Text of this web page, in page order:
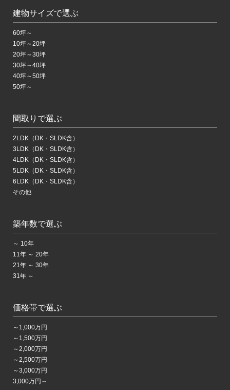
建物サイズで選ぶ
60坪～
10坪～20坪
20坪～30坪
30坪～40坪
40坪～50坪
50坪～
間取りで選ぶ
2LDK（DK・SLDK含）
3LDK（DK・SLDK含）
4LDK（DK・SLDK含）
5LDK（DK・SLDK含）
6LDK（DK・SLDK含）
その他
築年数で選ぶ
～ 10年
11年 ～ 20年
21年 ～ 30年
31年 ～
価格帯で選ぶ
～1,000万円
～1,500万円
～2,000万円
～2,500万円
～3,000万円
3,000万円～